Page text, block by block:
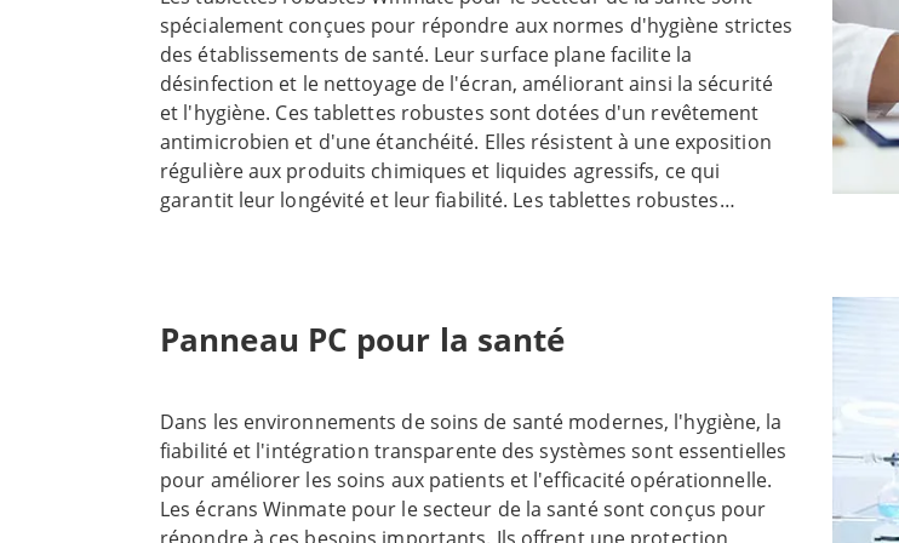
spécialement conçues pour répondre aux normes d'hygiène strictes
des établissements de santé. Leur surface plane facilite la
désinfection et le nettoyage de l'écran, améliorant ainsi la sécurité
et l'hygiène. Ces tablettes robustes sont dotées d'un revêtement
antimicrobien et d'une étanchéité. Elles résistent à une exposition
régulière aux produits chimiques et liquides agressifs, ce qui
garantit leur longévité et leur fiabilité. Les tablettes robustes
de médicaments et la prise d'images médicales. Ce sont des outils
l'utilisateur. Elles offrent de nombreuses fonctionnalités intuitives,
notamment des écrans tactiles, des commandes gestuelles et des
stylets. Ces outils améliorent l'expérience utilisateur et simplifient le
travail. Grâce à leur longue autonomie et à leurs options sans fil, les
Panneau PC pour la santé
Dans les environnements de soins de santé modernes, l'hygiène, la
fiabilité et l'intégration transparente des systèmes sont essentielles
pour améliorer les soins aux patients et l'efficacité opérationnelle.
Les écrans Winmate pour le secteur de la santé sont conçus pour